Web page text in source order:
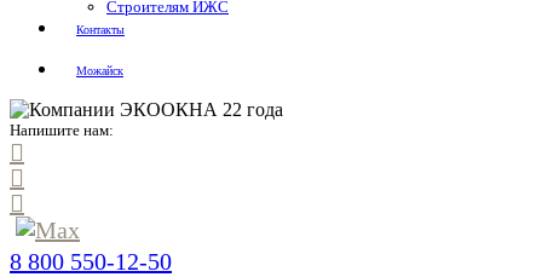
Строителям ИЖС
Контакты
Можайск
Напишите нам:
8 800 550-12-50